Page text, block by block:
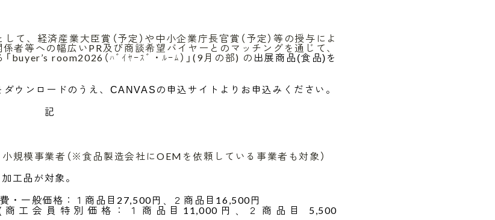
て、経済産業大臣賞（予定）や中小企業庁長官賞（予定）等の授与によ
者等への幅広い PR及び商談希望バイヤーとのマッチングを通じて、
buyer’s room2026（ﾊﾞｲﾔｰｽﾞ・ﾙｰﾑ）」(9月の部) の 出展商品 (食品) を
ウンロードのうえ、 CANVAS の申込サイトよりお申込みください。
事業者（※食品製造会社にOEMを依頼している事業者も対象）
工品が対象。
・一般価格：１商品目27,500円 ２商品目16,500円
商工会員特別価格：１商品目11,000円 ２商品目
5,500